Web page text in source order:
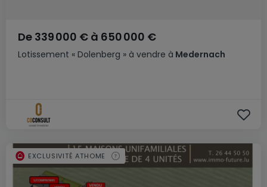
Lotissement « Dolenberg » à vendre à Medernach
De 339 000 € à 650 000 €
EXCLUSIVITÉ ATHOME